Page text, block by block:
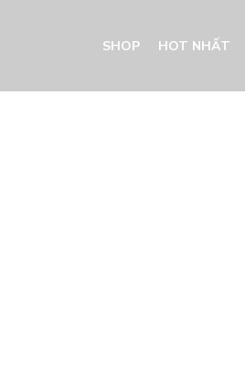
SHOP HOT NHẤT